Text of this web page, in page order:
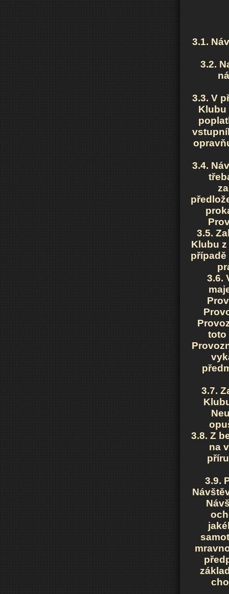
3.1.
3.2.
3.3. V
Klubu
3.4.
3.5.
Klubu
3.6.
toto
3.7.
3.8. Z
na
3.9.